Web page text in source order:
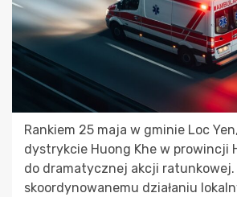
Rankiem 25 maja w gminie Loc
dystrykcie Huong Khe w prowincji
do dramatycznej akcji ratunkowej.
skoordynowanemu działaniu